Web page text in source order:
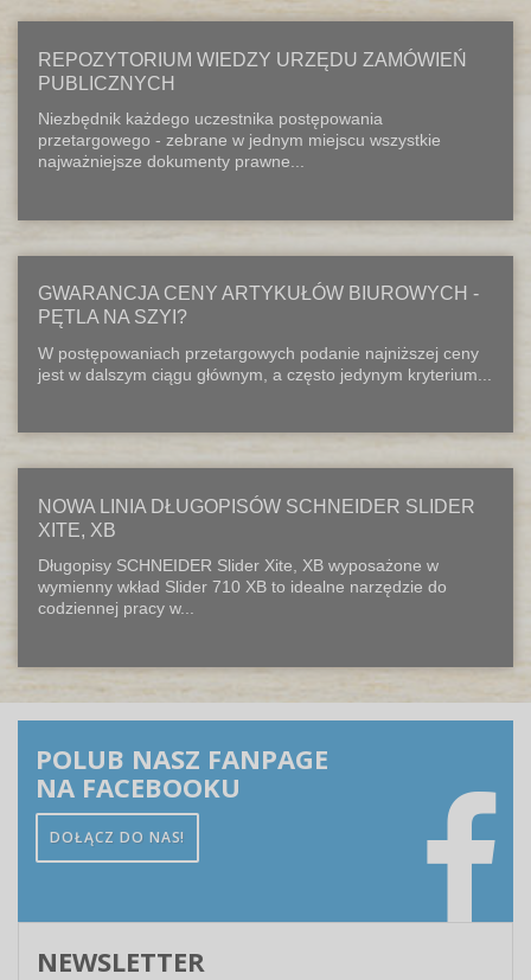
REPOZYTORIUM WIEDZY URZĘDU ZAMÓWIEŃ
PUBLICZNYCH
Niezbędnik każdego uczestnika postępowania
przetargowego - zebrane w jednym miejscu wszystkie
najważniejsze dokumenty prawne...
GWARANCJA CENY ARTYKUŁÓW BIUROWYCH -
PĘTLA NA SZYI?
W postępowaniach przetargowych podanie najniższej ceny
jest w dalszym ciągu głównym, a często jedynym kryterium...
NOWA LINIA DŁUGOPISÓW SCHNEIDER SLIDER
XITE, XB
Długopisy SCHNEIDER Slider Xite, XB wyposażone w
wymienny wkład Slider 710 XB to idealne narzędzie do
codziennej pracy w...
POLUB NASZ FANPAGE
NA FACEBOOKU
DOŁĄCZ DO NAS!
NEWSLETTER